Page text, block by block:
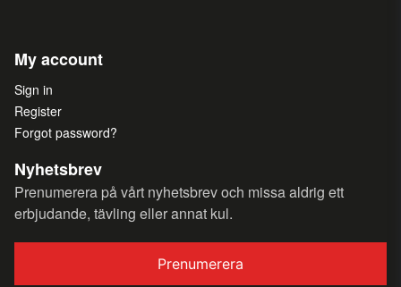
My account
Sign in
Register
Forgot password?
Nyhetsbrev
Prenumerera på vårt nyhetsbrev och missa aldrig ett
erbjudande, tävling eller annat kul.
Prenumerera